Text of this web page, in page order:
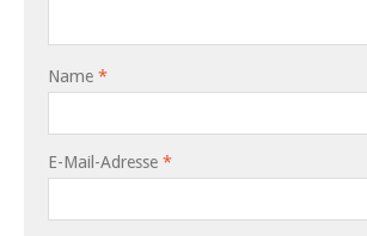
Name *
E-Mail-Adresse *